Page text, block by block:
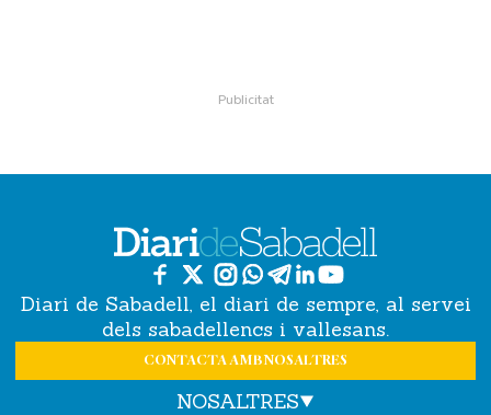
Diari de Sabadell, el diari de sempre, al servei
dels sabadellencs i vallesans.
CONTACTA AMB NOSALTRES
NOSALTRES